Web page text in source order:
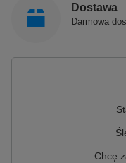
Dostawa
Darmowa
Chcę